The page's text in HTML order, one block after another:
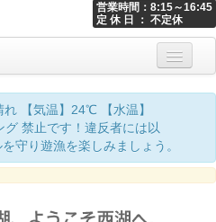
営業時間：8:15～16:45
定 休 日 ： 不定休
【気温】24℃ 【水温】
禁止です！違反者には以
守り遊漁を楽しみましょう。